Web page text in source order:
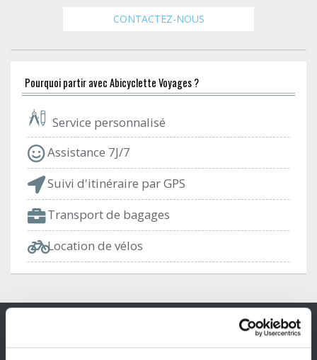
CONTACTEZ-NOUS
Pourquoi partir avec Abicyclette Voyages ?
Service personnalisé
Assistance 7J/7
Suivi d'itinéraire par GPS
Transport de bagages
Location de vélos